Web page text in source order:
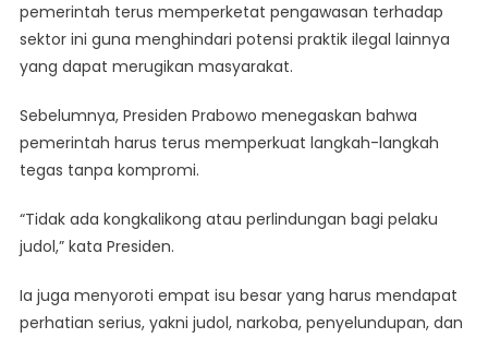
pemerintah terus memperketat pengawasan terhadap
sektor ini guna menghindari potensi praktik ilegal lainnya
yang dapat merugikan masyarakat.
Sebelumnya, Presiden Prabowo menegaskan bahwa
pemerintah harus terus memperkuat langkah-langkah
tegas tanpa kompromi.
“Tidak ada kongkalikong atau perlindungan bagi pelaku
judol,” kata Presiden.
Ia juga menyoroti empat isu besar yang harus mendapat
perhatian serius, yakni judol, narkoba, penyelundupan, dan